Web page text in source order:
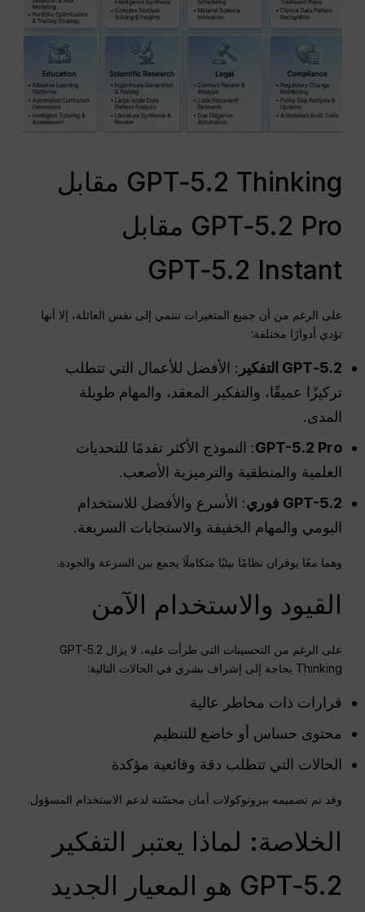
GPT‑5.2 Thinking مقابل
GPT‑5.2 Pro مقابل
GPT‑5.2 Instant
على الرغم من أن جميع المتغيرات تنتمي إلى نفس العائلة، إلا أنها
تؤدي أدوارًا مختلفة:
GPT‑5.2 التفكير
: الأفضل للأعمال التي تتطلب
تركيزًا عميقًا، والتفكير المعقد، والمهام طويلة
المدى.
GPT-5.2 Pro
: النموذج الأكثر تقدمًا للتحديات
العلمية والمنطقية والترميزية الأصعب.
GPT-5.2 فوري
: الأسرع والأفضل للاستخدام
اليومي والمهام الخفيفة والاستجابات السريعة.
وهما معًا يوفران نظامًا بيئيًا متكاملًا يجمع بين السرعة والجودة.
القيود والاستخدام الآمن
على الرغم من التحسينات التي طرأت عليه، لا يزال GPT‑5.2
Thinking بحاجة إلى إشراف بشري في الحالات التالية:
قرارات ذات مخاطر عالية
محتوى حساس أو خاضع للتنظيم
الحالات التي تتطلب دقة وقائعية مؤكدة
وقد تم تصميمه ببروتوكولات أمان محسّنة لدعم الاستخدام المسؤول.
الخلاصة: لماذا يعتبر التفكير
GPT‑5.2 هو المعيار الجديد